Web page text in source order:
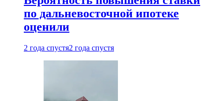
по дальневосточной ипотеке
оценили
2 года спустя2 года спустя